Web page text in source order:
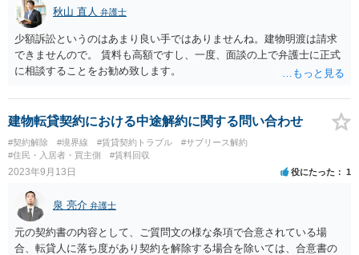
秋山 直人 弁護士
少額訴訟というのはあまり良い手ではありませんね。建物明渡は請求
できませんので。 賃料も高額ですし、一度、面談の上で弁護士に正式
に相談することをお勧め致します。
建物転貸契約における中途解約に関する問い合わせ
#契約解除 #境界線 #賃貸契約トラブル
#サブリース解約
#住民・入居者・買主側
#賃料回収
2023年9月13日 役にたった 1
泉 亮介 弁護士
元の契約書の内容として、ご質問文の様な条項で合意されている場
合、転貸人に落ち度があり契約を解除する場合を除いては、合意書の